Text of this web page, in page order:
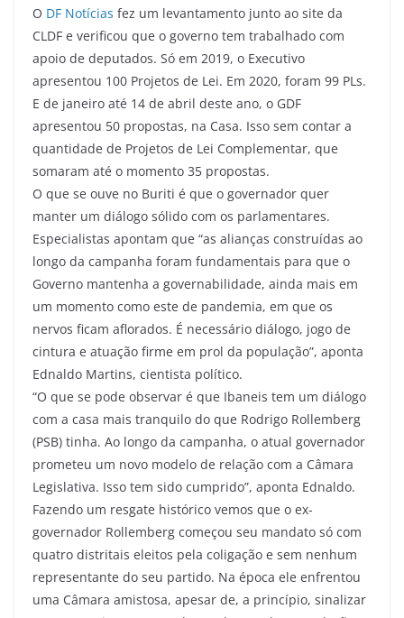
O DF Notícias fez um levantamento junto ao site da
CLDF e verificou que o governo tem trabalhado com
apoio de deputados. Só em 2019, o Executivo
apresentou 100 Projetos de Lei. Em 2020, foram 99 PLs.
E de janeiro até 14 de abril deste ano, o GDF
apresentou 50 propostas, na Casa. Isso sem contar a
quantidade de Projetos de Lei Complementar, que
somaram até o momento 35 propostas.
O que se ouve no Buriti é que o governador quer
manter um diálogo sólido com os parlamentares.
Especialistas apontam que “as alianças construídas ao
longo da campanha foram fundamentais para que o
Governo mantenha a governabilidade, ainda mais em
um momento como este de pandemia, em que os
nervos ficam aflorados. É necessário diálogo, jogo de
cintura e atuação firme em prol da população”, aponta
Ednaldo Martins, cientista político.
“O que se pode observar é que Ibaneis tem um diálogo
com a casa mais tranquilo do que Rodrigo Rollemberg
(PSB) tinha. Ao longo da campanha, o atual governador
prometeu um novo modelo de relação com a Câmara
Legislativa. Isso tem sido cumprido”, aponta Ednaldo.
Fazendo um resgate histórico vemos que o ex-
governador Rollemberg começou seu mandato só com
quatro distritais eleitos pela coligação e sem nenhum
representante do seu partido. Na época ele enfrentou
uma Câmara amistosa, apesar de, a princípio, sinalizar